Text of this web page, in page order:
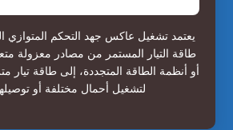
يعتمد تشغيل عاكس جهد التحكم المتوازي
طاقة التيار المستمر من مصادر معزولة
أو أنظمة الطاقة المتجددة، إلى طاقة تيار
لتشغيل أحمال مختلفة أو